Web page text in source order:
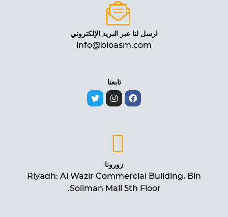
ارسل لنا عبر البريد الإلكتروني
info@bioasm.com
تابعنا
زورونا
Riyadh: Al Wazir Commercial Building, Bin
Soliman Mall 5th Floor.